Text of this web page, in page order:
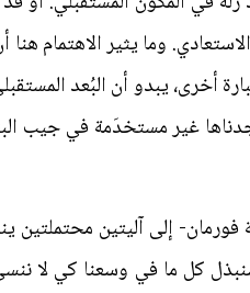
وما يثير الاهتمام هنا
أخرى، يبدو أن البُعد
غير مستخدَمة في جيب
إلى آليتين محتملتين
كل ما في وسعنا كي لا